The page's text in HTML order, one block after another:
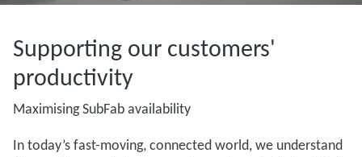
Supporting our customers'
productivity
Maximising SubFab availability
In today’s fast-moving, connected world, we understand